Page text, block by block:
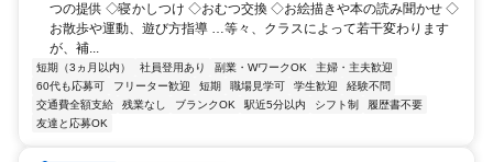
つの提供 ◇寝かしつけ ◇おむつ交換 ◇お絵描きや本の読み聞かせ ◇
お散歩や運動、遊び方指導 …等々、クラスによって若干変わります
が、補...
短期（3ヵ月以内） 社員登用あり 副業・WワークOK
主婦・主夫歓迎
60代も応募可
フリーター歓迎 短期 職場見学可 学生歓迎
経験不問
交通費全額支給
残業なし ブランクOK 駅近5分以内 シフト制
履歴書不要
友達と応募OK